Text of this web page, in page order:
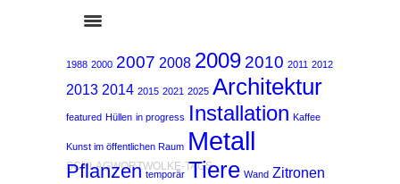
1988 2000 2007 2008 2009 2010 2011 2012
2013 2014 2015 2021 2025 Architektur
featured Hüllen in progress Installation Kaffee
Kunst im öffentlichen Raum Metall
Pflanzen temporär Tiere Wand Zitronen
SCHLAGWORTWOLKE-TAGS